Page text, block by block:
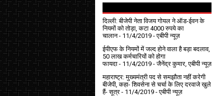
दिल्ली: बीजेपी नेता विजय गोयल ने ऑड-ईवन के
नियमों को तोड़ा, कटा 4000 रुपये का
चालान- 11/4/2019 - एबीपी न्यूज़
ईपीएफ के नियमों में जल्द होने वाला है बड़ा बदलाव,
50 लाख कर्मचारियों को होगा
फायदा - 11/4/2019 - जैनेंद्र कुमार, एबीपी न्यूज़
महाराष्ट्र: मुख्यमंत्री पद से समझौता नहीं करेगी
बीजेपी, कहा- शिवसेना से चर्चा के लिए दरवाजे खुले
हैं- सूत्र - 11/4/2019 - एबीपी न्यूज़